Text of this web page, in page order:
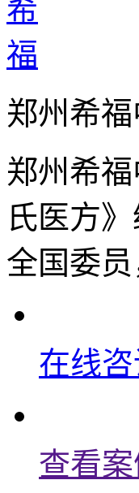
郑州希
郑州希
氏医方
全国委
在线
查看案